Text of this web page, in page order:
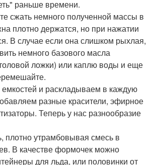
раньше времени.
сжать немного полученной массы в
плотно держатся, но при нажатии
В случае если она слишком рыхлая,
немного базового масла
ложки) или каплю воды и еще
и раскладываем в каждую
разные красители, эфирное
Теперь у нас разнообразие
плотно утрамбовывая смесь в
В качестве формочек можно
для льда, или половинки от